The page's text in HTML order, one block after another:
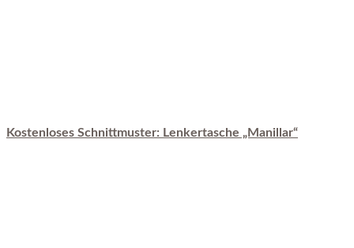
Kostenloses Schnittmuster: Lenkertasche „Manillar“